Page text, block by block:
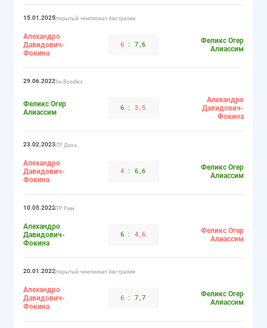
15.01.2025Открытый чемпионат Австралии
Алехандро
Давидович-
Фокина
6 : 7,6
Феликс Огер
Алиассим
29.06.2023The Boodles
Феликс Огер
Алиассим
6 : 3,5
Алехандро
Давидович-
Фокина
23.02.2023ATP Доха
Алехандро
Давидович-
Фокина
4 : 6,6
Феликс Огер
Алиассим
10.05.2022ATP Рим
Алехандро
Давидович-
Фокина
6 : 4,6
Феликс Огер
Алиассим
20.01.2022Открытый чемпионат Австралии
Алехандро
Давидович-
Фокина
6 : 7,7
Феликс Огер
Алиассим